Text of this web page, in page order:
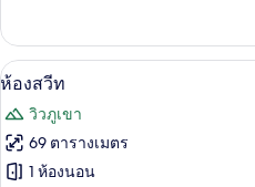
1
เตียง
เกี่ยว
กับ
ห้อง
เตียง
คิง
ไซส์
เปิด
ภาพถ่าย
ทั้งหมด
ของ
16
ห้องสวีท
วิวภูเขา
69 ตารางเมตร
1 ห้องนอน